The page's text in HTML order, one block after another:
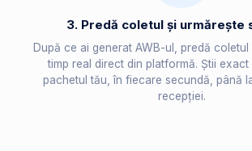
3. Predă coletul și urmărește
După ce ai generat AWB-ul, predă
timp real direct din platformă. Știi exact
pachetul tău, în fiecare secundă, până
recepției.